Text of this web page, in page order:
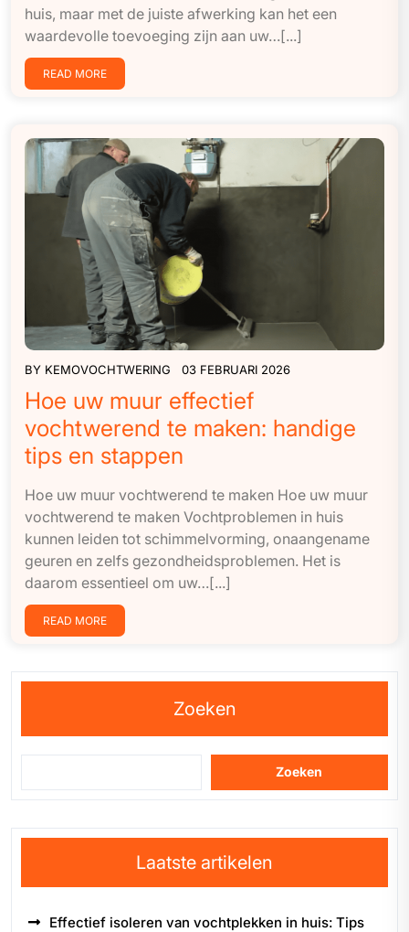
huis, maar met de juiste afwerking kan het een
waardevolle toevoeging zijn aan uw…[...]
READ MORE
BY KEMOVOCHTWERING 03 FEBRUARI 2026
Hoe uw muur effectief
vochtwerend te maken: handige
tips en stappen
Hoe uw muur vochtwerend te maken Hoe uw muur
vochtwerend te maken Vochtproblemen in huis
kunnen leiden tot schimmelvorming, onaangename
geuren en zelfs gezondheidsproblemen. Het is
daarom essentieel om uw…[...]
READ MORE
Zoeken
Zoeken
Laatste artikelen
Effectief isoleren van vochtplekken in huis: Tips